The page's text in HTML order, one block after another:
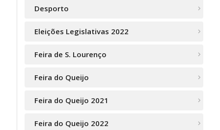
Desporto
Eleições Legislativas 2022
Feira de S. Lourenço
Feira do Queijo
Feira do Queijo 2021
Feira do Queijo 2022